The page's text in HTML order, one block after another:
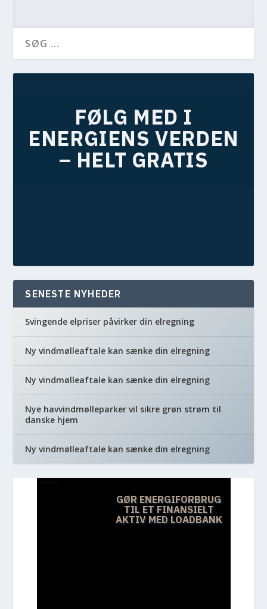
FØLG MED I
ENERGIENS VERDEN
– HELT GRATIS
SENESTE NYHEDER
Svingende elpriser påvirker din elregning
Ny vindmølleaftale kan sænke din elregning
Ny vindmølleaftale kan sænke din elregning
Nye havvindmølleparker vil sikre grøn strøm til
danske hjem
Ny vindmølleaftale kan sænke din elregning
GØR ENERGIFORBRUG
TIL ET FINANSIELT
AKTIV MED LOADBANK